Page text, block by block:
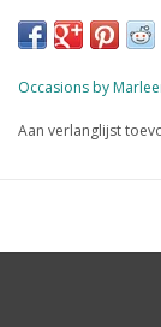
Occasions by
Aan verlanglijst